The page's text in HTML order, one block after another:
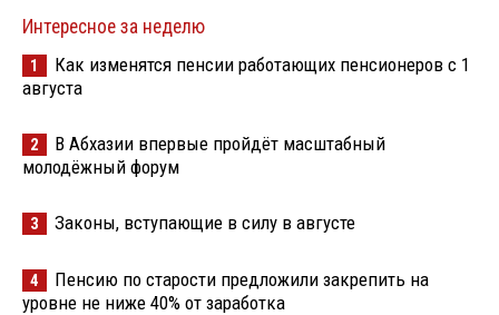
Интересное за неделю
1
Как изменятся пенсии работающих пенсионеров с 1
августа
2
В Абхазии впервые пройдёт масштабный
молодёжный форум
3 Законы, вступающие в силу в августе
4
Пенсию по старости предложили закрепить на
уровне не ниже 40% от заработка